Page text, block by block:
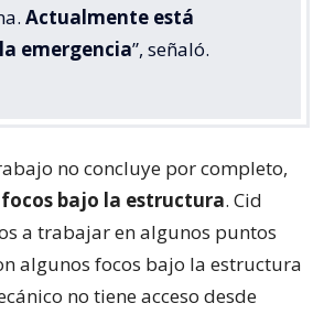
Actualmente está
emergencia”, señaló.
no concluye por completo,
bajo la estructura. Cid
a trabajar en algunos puntos
algunos focos bajo la estructura
no tiene acceso desde